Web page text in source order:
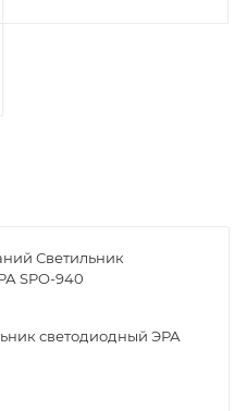
Светильник
SPO-940
светодиодный ЭРА